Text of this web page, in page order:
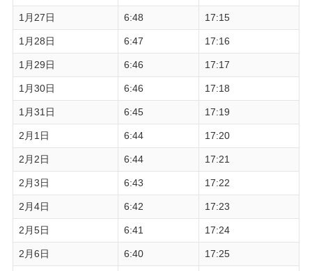
1月27日 6:48 17:15
1月28日 6:47 17:16
1月29日 6:46 17:17
1月30日 6:46 17:18
1月31日 6:45 17:19
2月1日 6:44 17:20
2月2日 6:44 17:21
2月3日 6:43 17:22
2月4日 6:42 17:23
2月5日 6:41 17:24
2月6日 6:40 17:25